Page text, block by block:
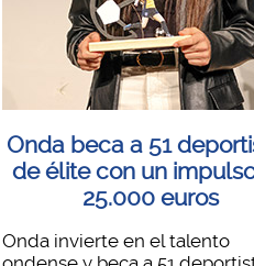
Onda beca a 51
de élite con un
25.000 euros
Onda invierte en el talento